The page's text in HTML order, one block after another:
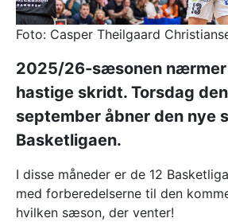
Foto: Casper Theilgaard
2025/26-sæsonen nærmer
hastige skridt. Torsdag
september åbner den nye
Basketligaen.
I disse måneder er de 12
med forberedelserne til den
hvilken sæson, der venter!